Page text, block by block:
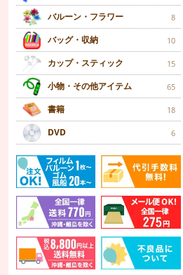
バルーン・フラワー 8
バッグ・収納 10
カップ・スティック 15
小物・その他アイテム 65
書籍 18
DVD 6